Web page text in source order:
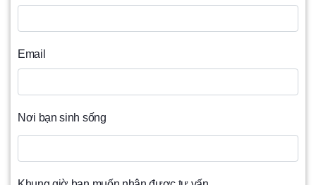
Email
Nơi bạn sinh sống